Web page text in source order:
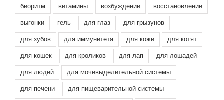
биоритм витамины возбуждении восстановление
выгонки гель для глаз для грызунов
для зубов для иммунитета для кожи для котят
для кошек для кроликов для лап для лошадей
для людей для мочевыделительной системы
для печени для пищеварительной системы